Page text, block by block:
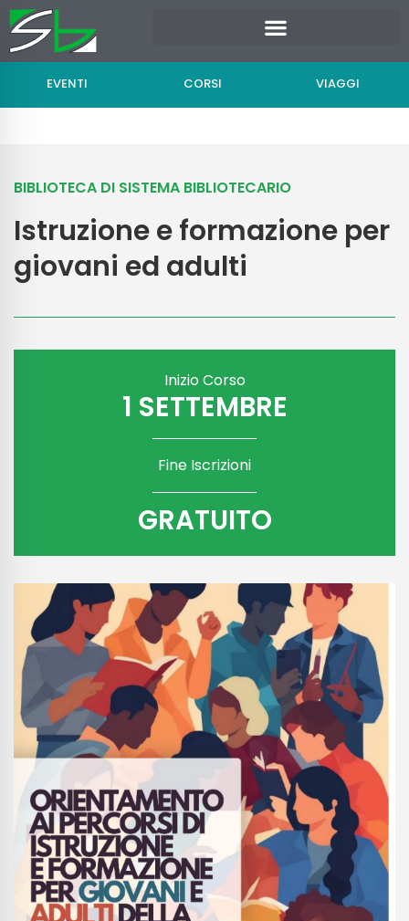
Vai
al
contenuto
EVENTI CORSI VIAGGI
BIBLIOTECA DI SISTEMA BIBLIOTECARIO
Istruzione e formazione per
giovani ed adulti
Inizio Corso
1 SETTEMBRE
Fine Iscrizioni
GRATUITO